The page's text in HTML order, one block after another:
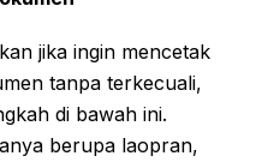
jika ingin mencetak
tanpa terkecuali,
di bawah ini.
berupa laopran,